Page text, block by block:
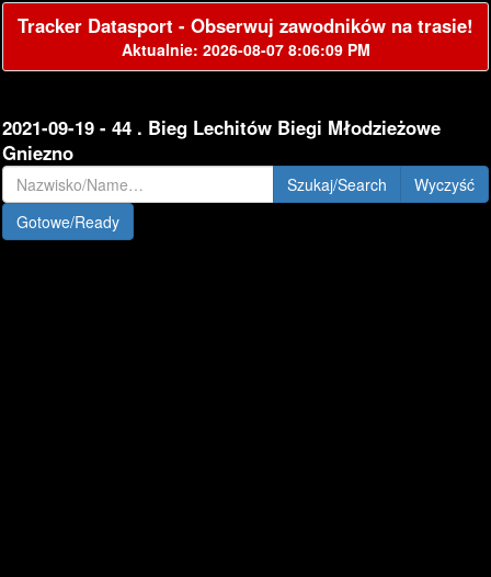
Tracker Datasport - Obserwuj zawodników na trasie!
Aktualnie: 2026-08-07 8:06:09 PM
2021-09-19 - 44 . Bieg Lechitów Biegi Młodzieżowe
Gniezno
Szukaj/Search
Gotowe/Ready